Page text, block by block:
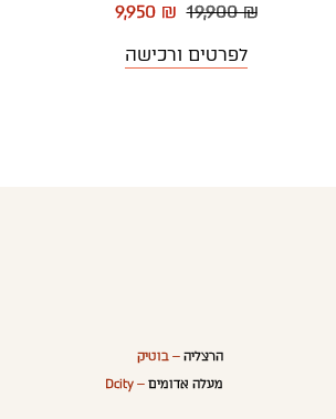
19,900 ₪
9,950 ₪
לפרטים ורכישה
הרצליה– בוטיק
מעלה אדומים – Dcity